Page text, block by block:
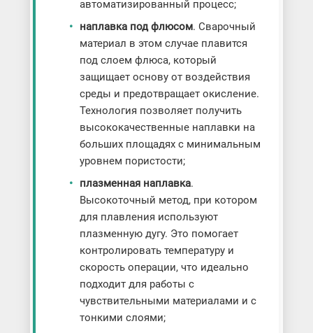
автоматизированный процесс;
наплавка под флюсом. Сварочный
материал в этом случае плавится
под слоем флюса, который
защищает основу от воздействия
среды и предотвращает окисление.
Технология позволяет получить
высококачественные наплавки на
больших площадях с минимальным
уровнем пористости;
плазменная наплавка.
Высокоточный метод, при котором
для плавления используют
плазменную дугу. Это помогает
контролировать температуру и
скорость операции, что идеально
подходит для работы с
чувствительными материалами и с
тонкими слоями;